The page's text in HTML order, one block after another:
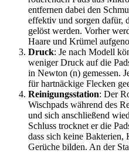
entfernen dabei den
effektiv und sorgen dafür,
gelöst werden. Vorher
Haare und Krümel
Druck: Je nach Modell
weniger Druck auf die
in Newton (n) gemessen.
für hartnäckige Flecken
Reinigungsstation: Der
Wischpads während des
und sich anschließend
Schluss trocknet er die
dass sich keine Bakterien,
Gerüche bilden. An der